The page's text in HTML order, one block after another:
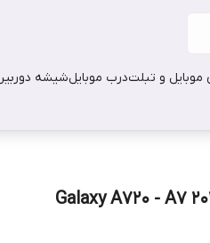
موبایل و تبلتدرب موبایلشیشه